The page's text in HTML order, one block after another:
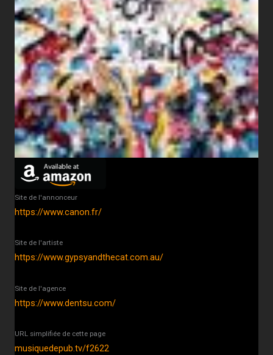
Site de l'annonceur
https://www.canon.fr/
Site de l'artiste
https://www.gypsyandthecat.com.au/
Site de l'agence
https://www.dentsu.com/
URL simplifiée de cette page
musiquedepub.tv/f2622